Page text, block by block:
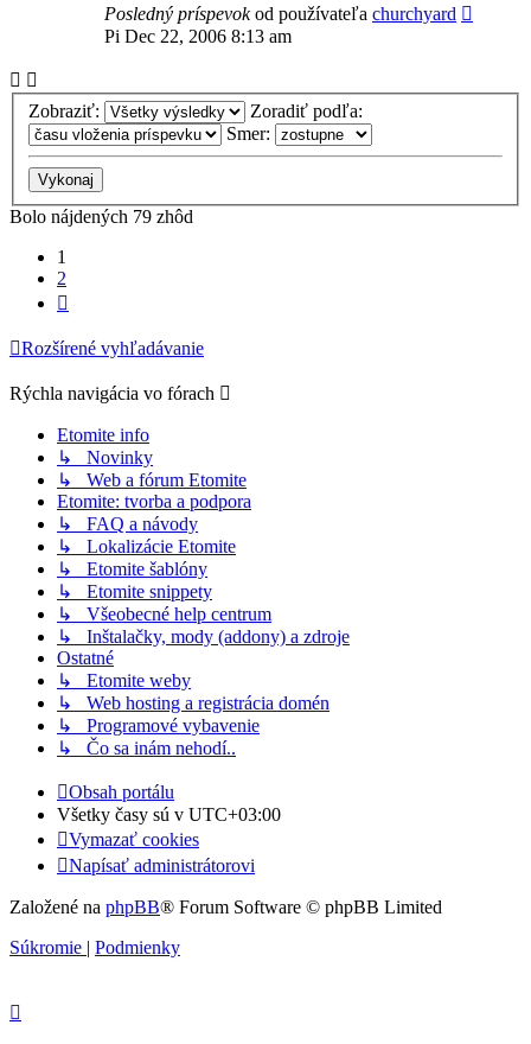
Posledný príspevokod používateľa churchyard
Pi Dec 22, 2006 8:13 am
Zobraziť:
Zoradiť podľa:
Smer:
Bolo nájdených 79 zhôd
1
2
Rozšírené vyhľadávanie
Rýchla navigácia vo fórach
Etomite info
↳ Novinky
↳ Web a fórum Etomite
Etomite: tvorba a podpora
↳ FAQ a návody
↳ Lokalizácie Etomite
↳ Etomite šablóny
↳ Etomite snippety
↳ Všeobecné help centrum
↳ Inštalačky, mody (addony) a zdroje
Ostatné
↳ Etomite weby
↳ Web hosting a registrácia domén
↳ Programové vybavenie
↳ Čo sa inám nehodí..
Obsah portálu
Všetky časy sú v UTC+03:00
Vymazať cookies
Napísať administrátorovi
Založené na phpBB® Forum Software © phpBB Limited
Súkromie
Podmienky